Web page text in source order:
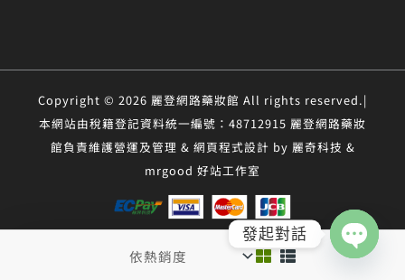
Copyright © 2026 麗登網路藥妝館 All rights reserved.|
本網站由稅籍登記資料統一編號：48712915 麗登網路藥妝
館負責維護營運及管理 & 網頁程式設計 by 麗奇科技 &
mrgood 好站工作室
發起對話
Open